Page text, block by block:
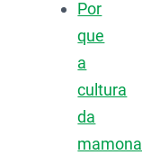
Por
que
a
cultura
da
mamona